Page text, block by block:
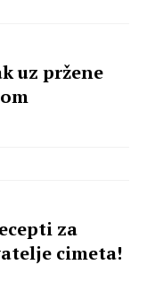
uz pržene
za
cimeta!